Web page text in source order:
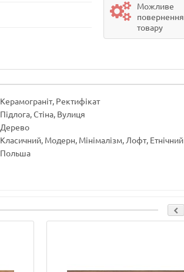
Можливе
повернення
товару
Керамограніт, Ректифікат
Підлога, Стіна, Вулиця
Дерево
Класичний, Модерн, Мінімалізм, Лофт, Етнічний
Польша